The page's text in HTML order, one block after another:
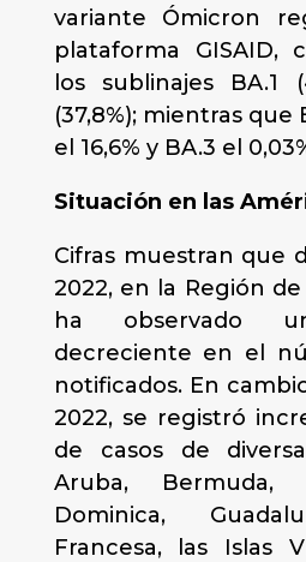
variante Ómicron
plataforma GISAID,
los sublinajes BA.1
(37,8%); mientras
el 16,6% y BA.3 el
Situación en las
Cifras muestran que
2022, en la Región
ha observado
decreciente en el
notificados. En
2022, se registró
de casos de
Aruba, Bermuda,
Dominica,
Francesa, las Islas